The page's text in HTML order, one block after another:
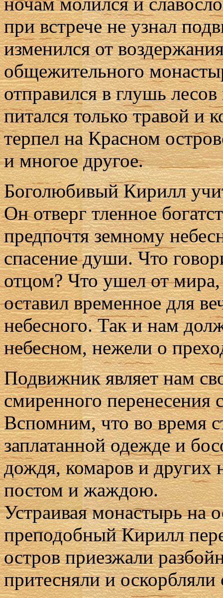
при встрече не узнал
изменился от
общежительного
отправился в глушь
питался только травой и
терпел на Красном
и многое другое.
Боголюбивый Кирилл
Он отверг тленное
предпочтя земному
спасение души. Что
отцом? Что ушел от мира,
оставил временное для
небесного. Так и нам
небесном, нежели о
Подвижник являет нам
смиренного перенесения
Вспомним, что во время
заплатанной одежде и
дождя, комаров и других
постом и жаждою.
Устраивая монастырь на
преподобный Кирилл
остров приезжали
притесняли и оскорбляли